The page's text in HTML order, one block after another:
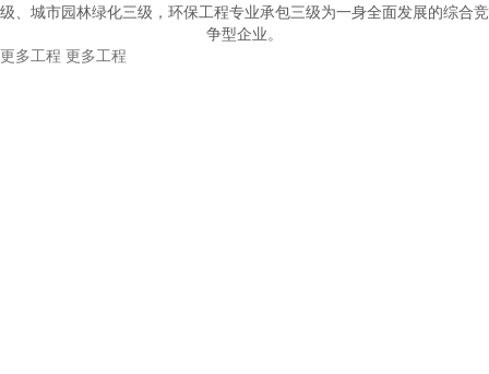
级、城市园林绿化三级，环保工程专业承包三级为一身全面发展的综合竞
争型企业。
更多工程 更多工程